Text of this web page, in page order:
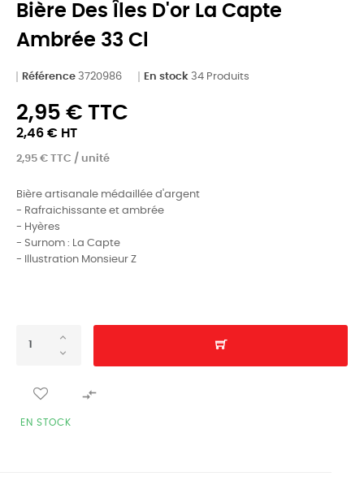
Bière Des Îles D'or La Capte
Ambrée 33 Cl
Référence 3720986 En stock 34 Produits
2,95 € TTC
2,46 € HT
2,95 € TTC / unité
Bière artisanale médaillée d'argent
- Rafraichissante et ambrée
- Hyères
- Surnom : La Capte
- Illustration Monsieur Z

EN STOCK